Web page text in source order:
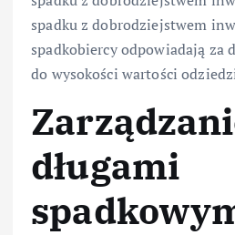
spadku z dobrodziejstwem
spadkobiercy odpowiadają za
do wysokości wartości
długami